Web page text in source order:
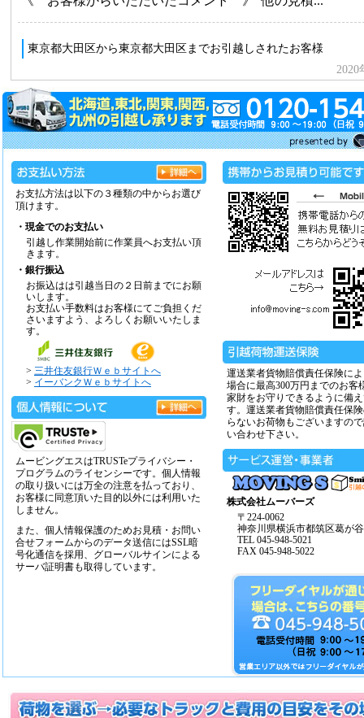
お支払方法は以下の３種類の中からお選び
頂けます。
・現金でのお支払い
引越し作業開始前に作業員へお支払い頂
きます。
・銀行振込
お振込はは引越当日の２日前までにお願
いします。
お支払い手数料はお客様にてご負担くだ
さいますよう、よろしくお願いいたしま
す。
> 三井住友銀行Ｗｅｂサイトへ
> イーバンクＷｅｂサイトへ
ムービングエスはTRUSTeプライバシー・
プログラムのライセンシーです。個人情報
の取り扱いには万全の注意を払っており、
お客様に同意頂いた目的以外には利用いた
しません。
また、個人情報保護のためお見積・お問い
合せフォームからのデータ送信にはSSL暗
号化通信を採用、グローバルサインによる
サーバ証明書も取得しています。
運送業者貨物賠償責任保険に
場合に最高300万円までのお客
家財をお守りできるように備
す。運送業者貨物賠償責任保
らないお荷物もございますの
い合わせ下さい。
株式会社ムーバーズ
〒224-0062
神奈川県横浜市都筑区葛が
TEL 045-948-5021
FAX 045-948-5022